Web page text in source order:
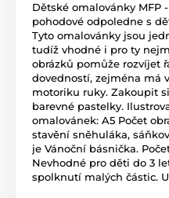
Dětské omalovánky MFP
pohodové odpoledne s
Tyto omalovánky jsou
tudíž vhodné i pro ty
obrázků pomůže rozvíjet
dovedností, zejména má
motoriku ruky. Zakoupit
barevné pastelky.
omalovánek: A5 Počet
stavění sněhuláka,
je Vánoční básnička.
Nevhodné pro děti do 3
spolknutí malých částic.